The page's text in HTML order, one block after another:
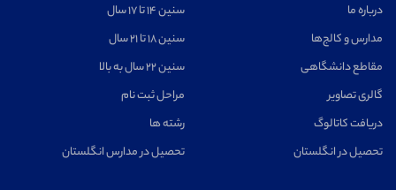
درباره ما
مدارس و کالج‌ها
مقاطع دانشگاهی
گالری تصاویر
دریافت کاتالوگ
تحصیل در انگلستان
سنین ۱۴ تا ۱۷ سال
سنین ۱۸ تا ۲۱ سال
سنین ۲۲ سال به بالا
مراحل ثبت نام
رشته ها
تحصیل در مدارس انگلستان